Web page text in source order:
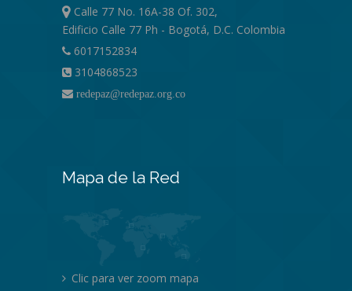
Calle 77 No. 16A-38 Of. 302,
Edificio Calle 77 Ph - Bogotá, D.C. Colombia
6017152834
3104868523
redepaz@redepaz.org.co
Mapa de la Red
Clic para ver zoom mapa